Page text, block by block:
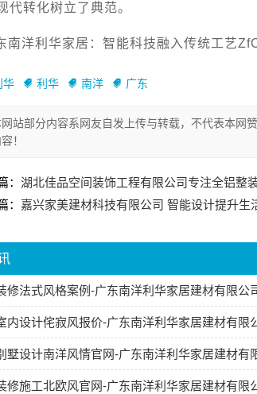
代转化树立了典范。
南洋利华家居：智能科技融入传统工艺
华 利华 南洋 广东
站部分内容系网友自发上传与转载，不代表本网
！
： 湖北佳品空间装饰工程有限公司专注全铝整
： 嘉兴家美建材科技有限公司 智能设计提升生
修法式风格案例-广东南洋利华家居建材有限公
内设计侘寂风报价-广东南洋利华家居建材有限
墅设计南洋风情官网-广东南洋利华家居建材有
修施工北欧风官网-广东南洋利华家居建材有限